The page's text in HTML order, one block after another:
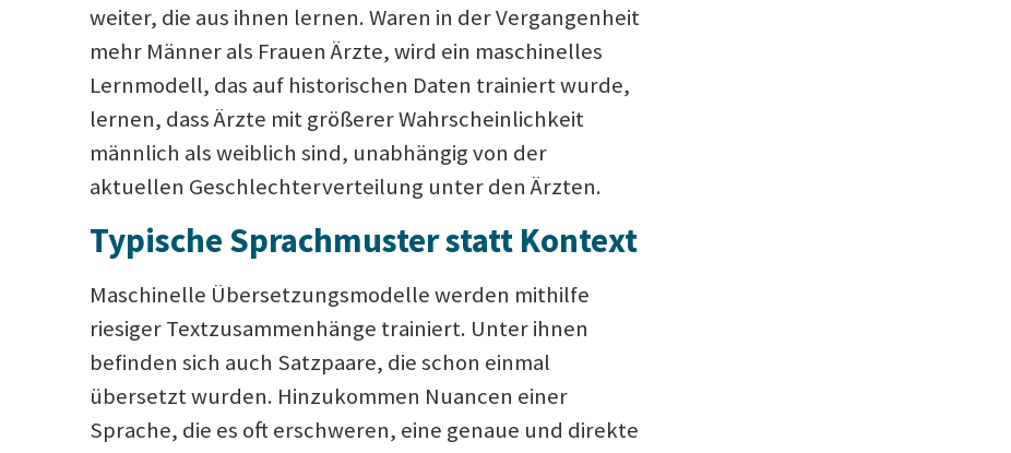
weiter, die aus ihnen lernen. Waren in der Vergangenheit
mehr Männer als Frauen Ärzte, wird ein maschinelles
Lernmodell, das auf historischen Daten trainiert wurde,
lernen, dass Ärzte mit größerer Wahrscheinlichkeit
männlich als weiblich sind, unabhängig von der
aktuellen Geschlechterverteilung unter den Ärzten.
Typische Sprachmuster statt Kontext
Maschinelle Übersetzungsmodelle werden mithilfe
riesiger Textzusammenhänge trainiert. Unter ihnen
befinden sich auch Satzpaare, die schon einmal
übersetzt wurden. Hinzukommen Nuancen einer
Sprache, die es oft erschweren, eine genaue und direkte